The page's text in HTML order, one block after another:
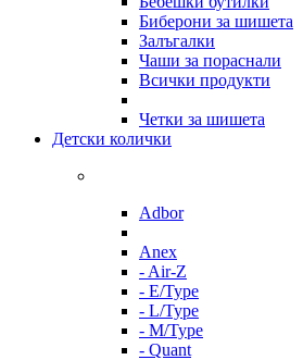
Биберони за шишета
Залъгалки
Чаши за пораснали
Всички продукти
Четки за шишета
Детски колички
Adbor
Anex
- Air-Z
- E/Type
- L/Type
- M/Type
- Quant